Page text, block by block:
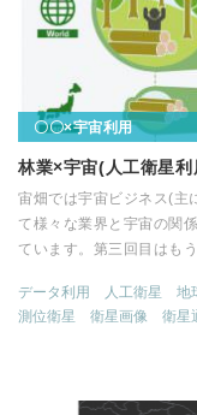
〇〇×宇宙利用
林業×宇宙(人工衛星利
宙畑では宇宙ビジネス(主
て様々な業界と宇宙の関
ています。第三回目はも
データ利用 人工衛星 地
測位衛星
衛星画像 衛星